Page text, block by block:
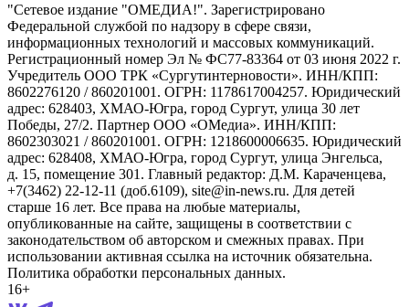
"Сетевое издание "ОМЕДИА!". Зарегистрировано
Федеральной службой по надзору в сфере связи,
информационных технологий и массовых коммуникаций.
Регистрационный номер Эл № ФС77-83364 от 03 июня 2022 г.
Учредитель ООО ТРК «Сургутинтерновости». ИНН/КПП:
8602276120 / 860201001. ОГРН: 1178617004257. Юридический
адрес: 628403, ХМАО-Югра, город Сургут, улица 30 лет
Победы, 27/2. Партнер ООО «ОМедиа». ИНН/КПП:
8602303021 / 860201001. ОГРН: 1218600006635. Юридический
адрес: 628408, ХМАО-Югра, город Сургут, улица Энгельса,
д. 15, помещение 301. Главный редактор: Д.М. Караченцева,
+7(3462) 22-12-11 (доб.6109), site@in-news.ru. Для детей
старше 16 лет. Все права на любые материалы,
опубликованные на сайте, защищены в соответствии с
законодательством об авторском и смежных правах. При
использовании активная ссылка на источник обязательна.
Политика обработки персональных данных.
16+